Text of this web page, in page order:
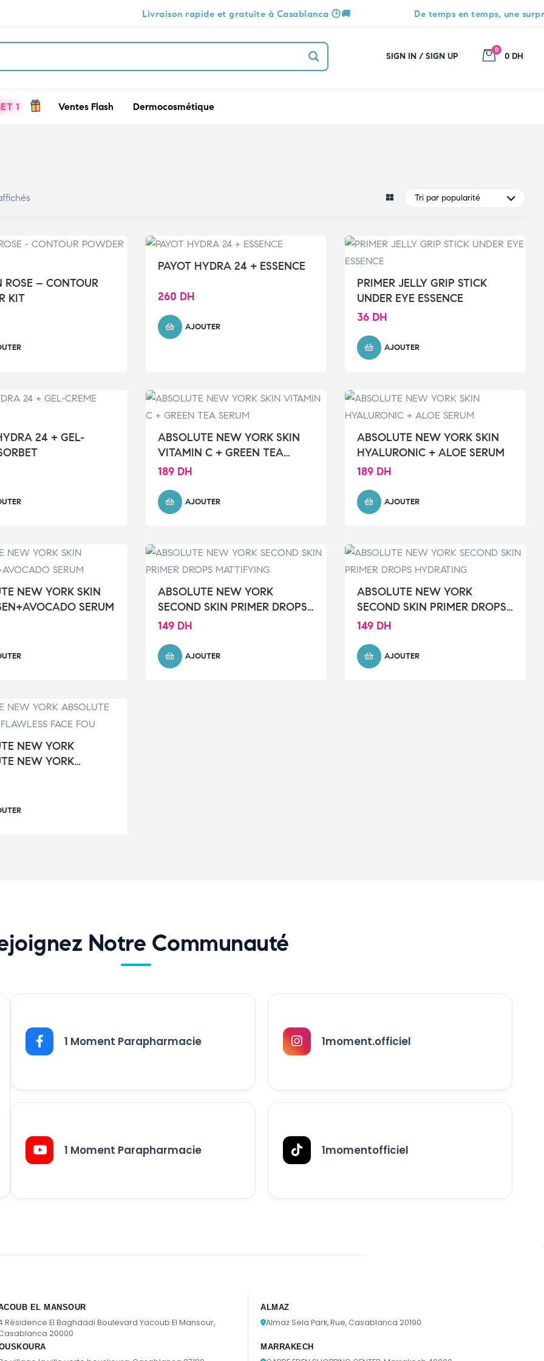
Livraison rapide et gratuite à Casablanca 🕒🚚 De temps en temps, une surprise vous
SIGN IN / SIGN UP
0
0 DH
1 Ventes Flash Dermocosmétique
Tri par popularité
ROSE – CONTOUR
KIT
PAYOT HYDRA 24 + ESSENCE
260 DH
AJOUTER
PRIMER JELLY GRIP STICK
UNDER EYE ESSENCE
36 DH
AJOUTER
24 + GEL-
ABSOLUTE NEW YORK SKIN
VITAMIN C + GREEN TEA
SERUM
189 DH
AJOUTER
ABSOLUTE NEW YORK SKIN
HYALURONIC + ALOE SERUM
189 DH
AJOUTER
NEW YORK SKIN
SERUM
ABSOLUTE NEW YORK
SECOND SKIN PRIMER DROPS
MATTIFYING
149 DH
AJOUTER
ABSOLUTE NEW YORK
SECOND SKIN PRIMER DROPS
HYDRATING
149 DH
AJOUTER
NEW YORK
NEW YORK
Notre Communauté
1 Moment Parapharmacie 1moment.officiel
1 Moment Parapharmacie 1momentofficiel
EL MANSOUR
Résidence El Baghdadi Boulevard Yacoub El Mansour,
20000
ALMAZ
Almaz Sela Park, Rue, Casablanca 20190
MARRAKECH